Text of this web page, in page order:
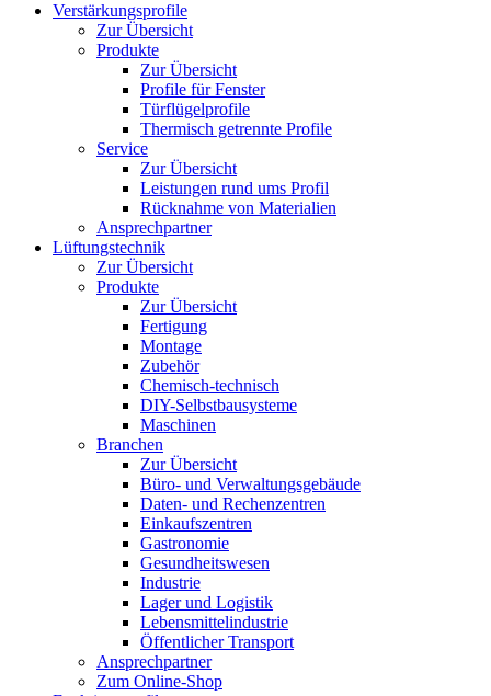
Verstärkungsprofile
Zur Übersicht
Produkte
Zur Übersicht
Profile für Fenster
Türflügelprofile
Thermisch getrennte Profile
Service
Zur Übersicht
Leistungen rund ums Profil
Rücknahme von Materialien
Ansprechpartner
Lüftungstechnik
Zur Übersicht
Produkte
Zur Übersicht
Fertigung
Montage
Zubehör
Chemisch-technisch
DIY-Selbstbausysteme
Maschinen
Branchen
Zur Übersicht
Büro- und Verwaltungsgebäude
Daten- und Rechenzentren
Einkaufszentren
Gastronomie
Gesundheitswesen
Industrie
Lager und Logistik
Lebensmittelindustrie
Öffentlicher Transport
Ansprechpartner
Zum Online-Shop